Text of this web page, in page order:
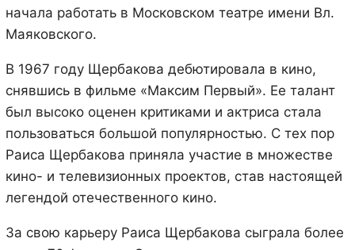
начала работать в Московском театре имени Вл.
Маяковского.
В 1967 году Щербакова дебютировала в кино,
снявшись в фильме «Максим Первый». Ее талант
был высоко оценен критиками и актриса стала
пользоваться большой популярностью. С тех пор
Раиса Щербакова приняла участие в множестве
кино- и телевизионных проектов, став настоящей
легендой отечественного кино.
За свою карьеру Раиса Щербакова сыграла более